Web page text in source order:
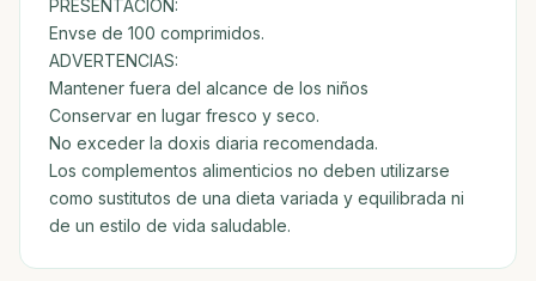
PRESENTACIÓN:
Envse de 100 comprimidos.
ADVERTENCIAS:
Mantener fuera del alcance de los niños
Conservar en lugar fresco y seco.
No exceder la doxis diaria recomendada.
Los complementos alimenticios no deben utilizarse
como sustitutos de una dieta variada y equilibrada ni
de un estilo de vida saludable.